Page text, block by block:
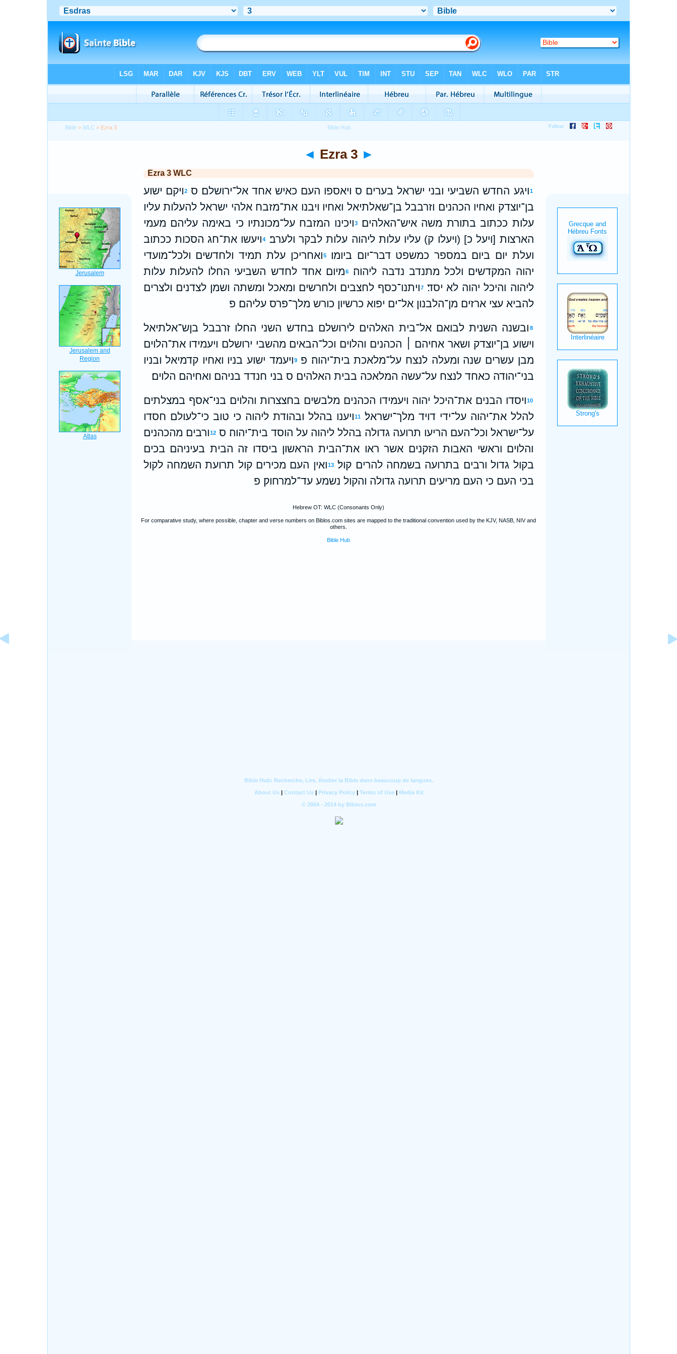
Bible >WLC > Ezra 3
◄ Ezra 3 ►
Ezra 3 WLC
1ויגע החדש השביעי ובני ישראל בערים ס ויאספו העם כאיש אחד אל־ירושלם׃ ס 2ויקם ישוע
בן־יוצדק ואחיו הכהנים וזרבבל בן־שאלתיאל ואחיו ויבנו את־מזבח אלהי ישראל להעלות עליו
עלות ככתוב בתורת משה איש־האלהים׃
3ויכינו המזבח על־מכונתיו כי באימה עליהם מעמי
הארצות [ויעל כ] (ויעלו ק) עליו עלות ליהוה עלות לבקר ולערב׃
4ויעשו את־חג הסכות ככתוב
ועלת יום ביום במספר כמשפט דבר־יום ביומו׃
5ואחריכן עלת תמיד ולחדשים ולכל־מועדי
יהוה המקדשים ולכל מתנדב נדבה ליהוה׃
6מיום אחד לחדש השביעי החלו להעלות עלות
ליהוה והיכל יהוה לא יסד׃ 7ויתנו־כסף לחצבים ולחרשים ומאכל ומשתה ושמן לצדנים ולצרים
להביא עצי ארזים מן־הלבנון אל־ים יפוא כרשיון כורש מלך־פרס עליהם׃ פ
8 ובשנה השנית לבואם אל־בית האלהים לירושלם בחדש השני החלו זרבבל בןש־אלתיאל
וישוע בן־יוצדק ושאר אחיהם ׀ הכהנים והלוים וכל־הבאים מהשבי ירושלם ויעמידו את־הלוים
מבן עשרים שנה ומעלה לנצח על־מלאכת בית־יהוה׃ פ
9ויעמד ישוע בניו ואחיו קדמיאל ובניו
בני־יהודה כאחד לנצח על־עשה המלאכה בבית האלהים ס בני חנדד בניהם ואחיהם הלוים׃
10ויסדו הבנים את־היכל יהוה ויעמידו הכהנים מלבשים בחצצרות והלוים בני־אסף במצלתים
להלל את־יהוה על־ידי דויד מלך־ישראל׃
11ויענו בהלל ובהודת ליהוה כי טוב כי־לעולם חסדו
על־ישראל וכל־העם הריעו תרועה גדולה בהלל ליהוה על הוסד בית־יהוה׃ ס 12ורבים מהכהנים
והלוים וראשי האבות הזקנים אשר ראו את־הבית הראשון ביסדו זה הבית בעיניהם בכים
בקול גדול ורבים בתרועה בשמחה להרים קול׃
13ואין העם מכירים קול תרועת השמחה לקול
בכי העם כי העם מריעים תרועה גדולה והקול נשמע עד־למרחוק׃ פ
Hebrew OT: WLC (Consonants Only)
For comparative study, where possible, chapter and verse numbers on Biblos.com sites are mapped to the traditional convention used by the KJV, NASB, NIV and
others.
Bible Hub